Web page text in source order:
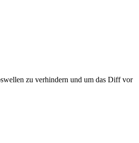
zu verhindern und um das Diff vor